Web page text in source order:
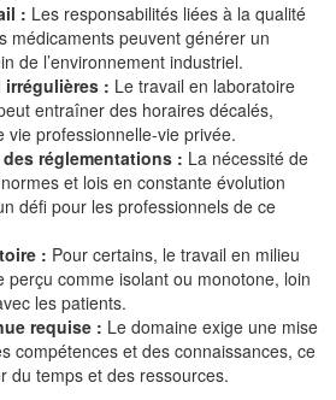
: Les responsabilités liées à la qualité
médicaments peuvent générer un
de l’environnement industriel.
irrégulières : Le travail en laboratoire
entraîner des horaires décalés,
vie professionnelle-vie privée.
réglementations : La nécessité de
et lois en constante évolution
défi pour les professionnels de ce
: Pour certains, le travail en milieu
perçu comme isolant ou monotone, loin
les patients.
requise : Le domaine exige une mise
compétences et des connaissances, ce
du temps et des ressources.